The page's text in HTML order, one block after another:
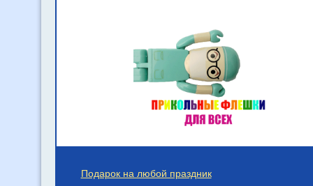
Подарок на любой праздник